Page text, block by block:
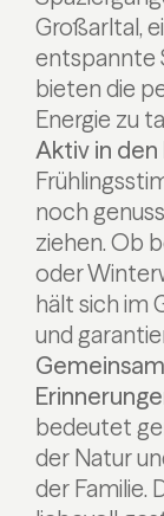
Großarltal,
entspannte
bieten die
Energie zu
Aktiv in den
noch
ziehen. Ob
oder
hält sich im
und
bedeutet
der Natur
der Familie.